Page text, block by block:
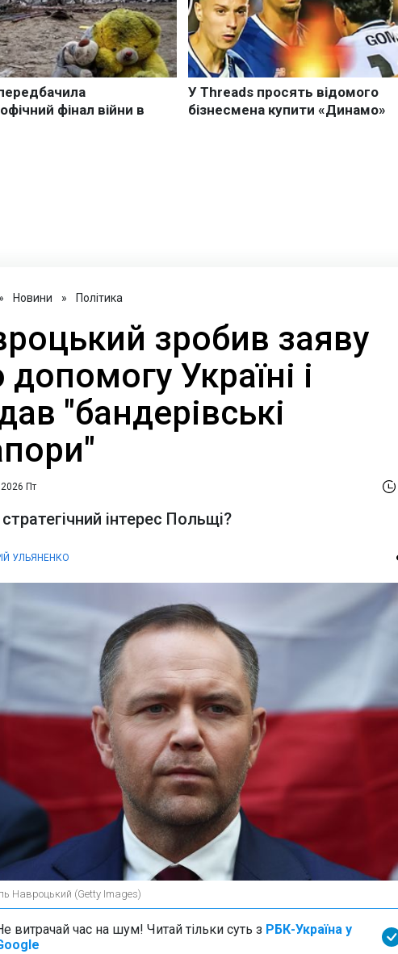
» Новини » Політика
зробив заяву
допомогу Україні і
"бандерівські
Пт
інтерес Польщі?
УЛЬЯНЕНКО
Навроцький (Getty Images)
витрачай час на шум! Читай тільки суть з РБК-Україна у